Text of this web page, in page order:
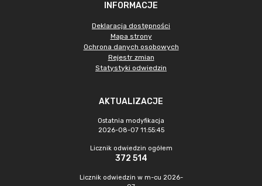
INFORMACJE
Deklaracja dostępności
Mapa strony
Ochrona danych osobowych
Rejestr zmian
Statystyki odwiedzin
AKTUALIZACJE
Ostatnia modyfikacja
2026-08-07 11:55:45
Licznik odwiedzin ogółem
372 514
Licznik odwiedzin w m-cu 2026-